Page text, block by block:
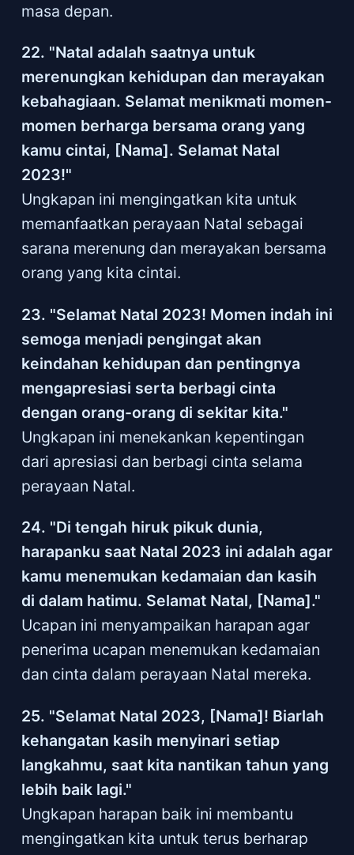
masa depan.
22. "Natal adalah saatnya untuk
merenungkan kehidupan dan merayakan
kebahagiaan. Selamat menikmati momen-
momen berharga bersama orang yang
kamu cintai, [Nama]. Selamat Natal
2023!"
Ungkapan ini mengingatkan kita untuk
memanfaatkan perayaan Natal sebagai
sarana merenung dan merayakan bersama
orang yang kita cintai.
23. "Selamat Natal 2023! Momen indah ini
semoga menjadi pengingat akan
keindahan kehidupan dan pentingnya
mengapresiasi serta berbagi cinta
dengan orang-orang di sekitar kita."
Ungkapan ini menekankan kepentingan
dari apresiasi dan berbagi cinta selama
perayaan Natal.
24. "Di tengah hiruk pikuk dunia,
harapanku saat Natal 2023 ini adalah agar
kamu menemukan kedamaian dan kasih
di dalam hatimu. Selamat Natal, [Nama]."
Ucapan ini menyampaikan harapan agar
penerima ucapan menemukan kedamaian
dan cinta dalam perayaan Natal mereka.
25. "Selamat Natal 2023, [Nama]! Biarlah
kehangatan kasih menyinari setiap
langkahmu, saat kita nantikan tahun yang
lebih baik lagi."
Ungkapan harapan baik ini membantu
mengingatkan kita untuk terus berharap